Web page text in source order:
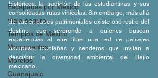
Escapadas por México
Viaja seguro
Templos de México
Monumentos
Morelos
Guanajuato
históricos, la tradición de las estudiantinas y sus
consolidadas rutas vinícolas. Sin embargo, más allá
de sus ciudades patrimoniales existe otro rostro del
destino que sorprende a quienes buscan
experiencias al aire libre: una red de paisajes
naturales, montañas y senderos que invitan a
descubrir la diversidad ambiental del Bajío
mexicano.